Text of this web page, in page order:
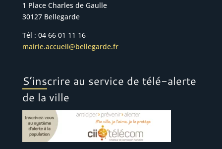
1 Place Charles de Gaulle
30127 Bellegarde
Tél : 04 66 01 11 16
mairie.accueil@bellegarde.fr
S’inscrire au service de télé-alerte
de la ville